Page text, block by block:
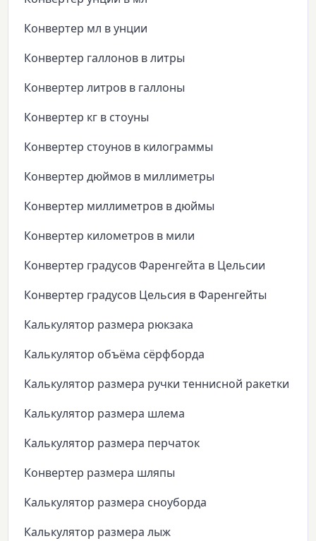
Конвертер мл в унции
Конвертер галлонов в литры
Конвертер литров в галлоны
Конвертер кг в стоуны
Конвертер стоунов в килограммы
Конвертер дюймов в миллиметры
Конвертер миллиметров в дюймы
Конвертер километров в мили
Конвертер градусов Фаренгейта в Цельсии
Конвертер градусов Цельсия в Фаренгейты
Калькулятор размера рюкзака
Калькулятор объёма сёрфборда
Калькулятор размера ручки теннисной ракетки
Калькулятор размера шлема
Калькулятор размера перчаток
Конвертер размера шляпы
Калькулятор размера сноуборда
Калькулятор размера лыж